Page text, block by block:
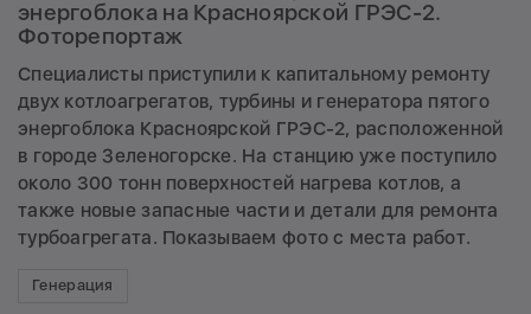
энергоблока на Красноярской ГРЭС-2.
Фоторепортаж
Специалисты приступили к капитальному ремонту
двух котлоагрегатов, турбины и генератора пятого
энергоблока Красноярской ГРЭС-2, расположенной
в городе Зеленогорске. На станцию уже поступило
около 300 тонн поверхностей нагрева котлов, а
также новые запасные части и детали для ремонта
турбоагрегата. Показываем фото с места работ.
Генерация